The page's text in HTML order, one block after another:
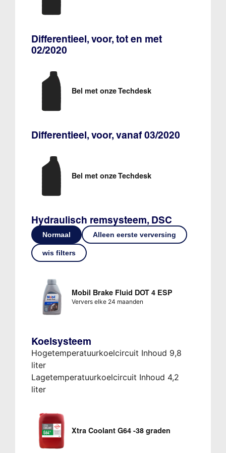
Differentieel, voor, tot en met
02/2020
Bel met onze Techdesk
Differentieel, voor, vanaf 03/2020
Bel met onze Techdesk
Hydraulisch remsysteem, DSC
Normaal Alleen eerste verversing
wis filters
Mobil Brake Fluid DOT 4 ESP
Ververs elke 24 maanden
Koelsysteem
Hogetemperatuurkoelcircuit Inhoud 9,8
liter
Lagetemperatuurkoelcircuit Inhoud 4,2
liter
Xtra Coolant G64 -38 graden